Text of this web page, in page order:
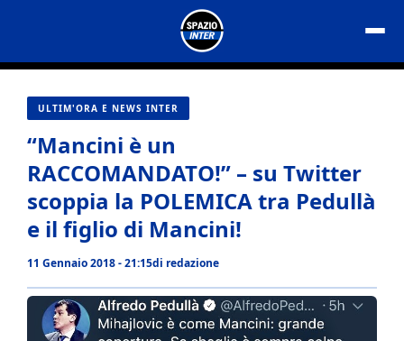
contenuto
ULTIM'ORA E NEWS INTER
“Mancini è un
RACCOMANDATO!” – su Twitter
scoppia la POLEMICA tra Pedullà
e il figlio di Mancini!
11 Gennaio 2018 - 21:15di redazione